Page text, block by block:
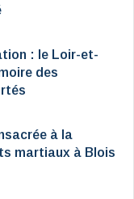
: le Loir-et-
des
à la
martiaux à Blois